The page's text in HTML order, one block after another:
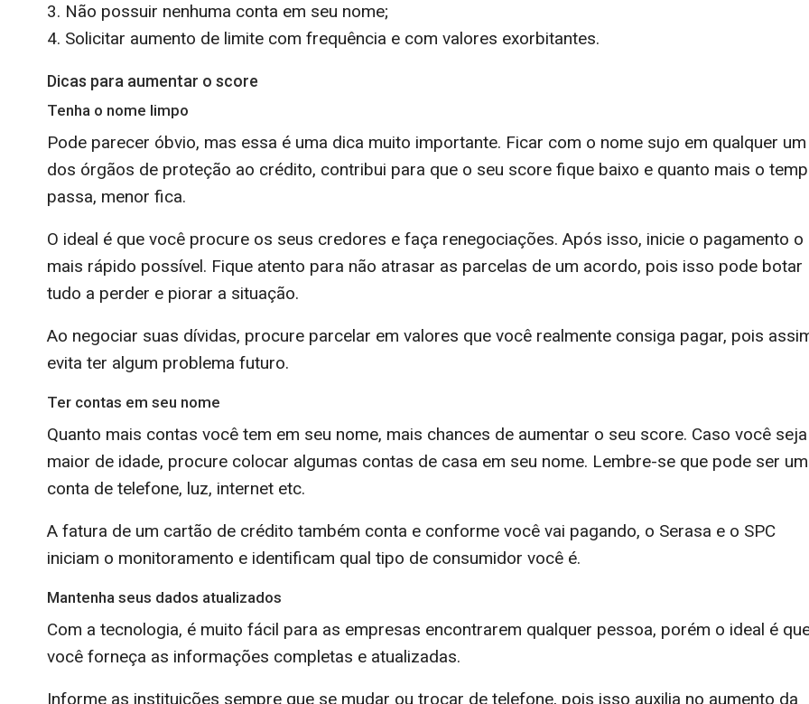
3. Não possuir nenhuma conta em seu nome;
4. Solicitar aumento de limite com frequência e com valores exorbitantes.
Dicas para aumentar o score
Tenha o nome limpo
Pode parecer óbvio, mas essa é uma dica muito importante. Ficar com o nome sujo em qualquer um
dos órgãos de proteção ao crédito, contribui para que o seu score fique baixo e quanto mais o
passa, menor fica.
O ideal é que você procure os seus credores e faça renegociações. Após isso, inicie o pagamento o
mais rápido possível. Fique atento para não atrasar as parcelas de um acordo, pois isso pode botar
tudo a perder e piorar a situação.
Ao negociar suas dívidas, procure parcelar em valores que você realmente consiga pagar, pois
evita ter algum problema futuro.
Ter contas em seu nome
Quanto mais contas você tem em seu nome, mais chances de aumentar o seu score. Caso você seja
maior de idade, procure colocar algumas contas de casa em seu nome. Lembre-se que pode ser
conta de telefone, luz, internet etc.
A fatura de um cartão de crédito também conta e conforme você vai pagando, o Serasa e o SPC
iniciam o monitoramento e identificam qual tipo de consumidor você é.
Mantenha seus dados atualizados
Com a tecnologia, é muito fácil para as empresas encontrarem qualquer pessoa, porém o ideal é
você forneça as informações completas e atualizadas.
Informe as instituições sempre que se mudar ou trocar de telefone, pois isso auxilia no aumento da